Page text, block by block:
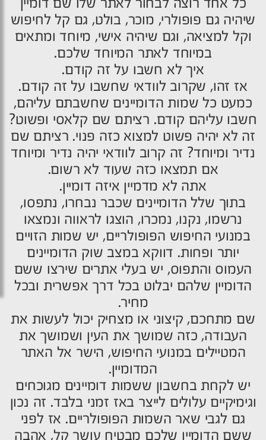
שיהיה גם פופולרי, מוכר, בולט, גם קל לחיפוש
וקל למציאה, וגם שיהיה אישי, מיוחד ומתאים
במיוחד לאתר המיוחד שלכם.
איך לא חשבו על זה קודם.
אז זהו, שקרוב לוודאי שחשבו על זה קודם.
כמעט כל שמות הדומיינים שחשבתם עליהם,
חשבו עליהם קודם. רציתם שם קלאסי ופשוט?
זה לא יהיה פשוט למצוא כזה פנוי. רציתם שם
נדיר ומיוחד? זה קרוב לוודאי יהיה נדיר ומיוחד
אם תמצאו כזה שעוד לא רשום.
אתה לא מדמיין איזה דומיין.
בתוך שלל הדומיינים שכבר נבחרו, נתפסו,
נרשמו, נקנו, נמכרו, הוצגו לראווה ונמצאו
במנועי החיפוש הפופולריים, יש שמות הזויים
יותר ופחות. דווקא במצב שוק הדומיינים
העמוס והתפוס, יש בעלי אתרים שירצו ששם
הדומיין שלהם יבלוט בכל דרך אפשרית ובכל
מחיר.
שם מתחכם, קיצוני או מצחיק יכול לעשות את
העבודה, כזה שמושך את העין ושמושך את
המטיילים במנועי החיפוש, הישר אל האתר
המדומיין.
יש לקחת בחשבון ששמות דומיינים מגוכחים
וגימיקיים עלולים לייצר באז זמני בלבד. זה נכון
גם לגבי שאר השמות הפופולריים. אז לפני
ששם הדומיין שלכם מבטיח עושר קל, אהבה